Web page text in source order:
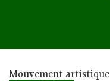
Mouvement artistique